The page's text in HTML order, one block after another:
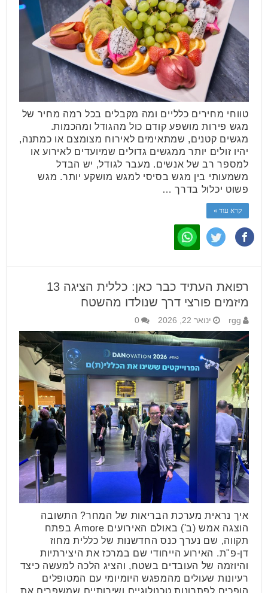
טווחי מחירים כלליים ומה מקבלים בכל רמה מחיר של
מגש פירות מושפע קודם כול מהגודל ומהכמות.
מגשים קטנים, שמתאימים לאירוח מצומצם או כמתנה,
יהיו זולים יותר ממגשים גדולים שמיועדים לאירוע או
למספר רב של אנשים. מעבר לגודל, יש הבדל
משמעותי בין מגש בסיסי למגש מושקע יותר. מגש
פשוט יכלול בדרך …
קרא עוד »
רפואת העתיד כבר כאן: כללית הציגה 13
מיזמים פורצי דרך שנולדו מהשטח
rgg ינואר 22, 2026 0
איך נראית מערכת הבריאות של המחר? התשובה
הוצגה אמש (ב') באולם האירועים Amore בפתח
תקווה, שם נערך כנס החדשנות של כללית מחוז
דן-פ"ת. האירוע הייחודי שם במרכז את היצירתיות
והיוזמה של העובדים בשטח, והציג הלכה למעשה כיצד
רעיונות שעולים מהמפגש היומיומי עם המטופלים
הופכים לפתרונות טכנולוגיים ושירותיים שמשפרים את